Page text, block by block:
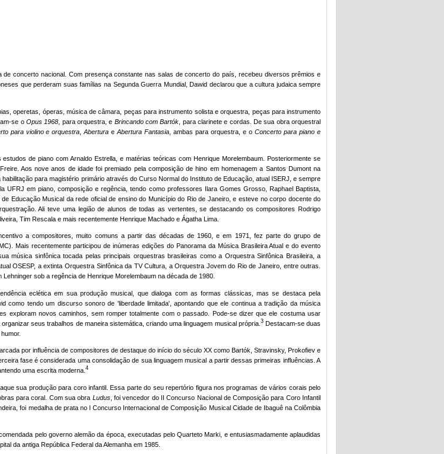
concerto nacional. Com presença constante nas salas de concerto do país, recebeu diversos prêmios e
que perderam suas famílias na Segunda Guerra Mundial, Dawid declarou que a cultura judaica sempre
operetas, óperas, música de câmara, peças para instrumento solista e orquestra, peças para instrumento
se o Opus 1968 , para orquestra, e Brincando com Bartók , para clarinete e cordas. De sua obra orquestral
para violino e orquestra ,Abertura eAbertura Fantasia , ambas para orquestra, e oConcerto para piano e
de piano com Arnaldo Estrella, e matérias teóricas com Henrique Morelembaum. Posteriormente se
Aos nove anos de idade foi premiado pela composição de hino em homenagem a Santos Dumont na
para magistério primário através do Curso Normal do Instituto de Educação, atual ISERJ, e sempre
em piano, composição e regência, tendo como professores Ilara Gomes Grosso, Raphael Baptista,
Educação Musical da rede oficial de ensino do Município do Rio de Janeiro, e esteve no corpo docente do
Ali teve uma legião de alunos de todas as vertentes, se destacando os compositores Rodrigo
Tim Rescala e mais recentemente Henrique Machado e Ágatha Lima.
a compositores, muito comuns a partir das décadas de 1960, e em 1971, fez parte do grupo de
Mais recentemente participou de inúmeras edições do Panorama da Música Brasileira Atual e do evento
música sinfônica tocada pelas principais orquestras brasileiras como a Orquestra Sinfônica Brasileira, a
OSESP, a extinta Orquestra Sinfônica da TV Cultura, a Orquestra Jovem do Rio de Janeiro, entre outras.
sob a regência de Henrique Morelembaum na década de 1980.
eclética em sua produção musical, que dialoga com as formas clássicas, mas se destaca pela
como tendo um discurso sonoro de 'liberdade limitada', apontando que ele continua a tradição da música
exploram novos caminhos, sem romper totalmente com o passado. Pode-se dizer que ele costuma usar
seus trabalhos de maneira sistemática, criando uma linguagem musical própria. 3Destacam-se duas
por influência de compositores de destaque do início do século XX como Bartók, Stravinsky, Prokofiev e
fase é considerada uma consolidação de sua linguagem musical a partir dessas primeiras influências. A
uma escrita moderna. 4
sua produção para coro infantil. Essa parte do seu repertório figura nos programas de vários corais pelo
para coral. Com sua obra Ludus, foi vencedor do II Concurso Nacional de Composição para Coro Infantil
foi medalha de prata no I Concurso Internacional de Composição Musical Cidade de Ibaguê na Colômbia
pelo governo alemão da época, executadas pelo Quarteto Marki, e entusiasmadamente aplaudidas
da antiga República Federal da Alemanha em 1985.